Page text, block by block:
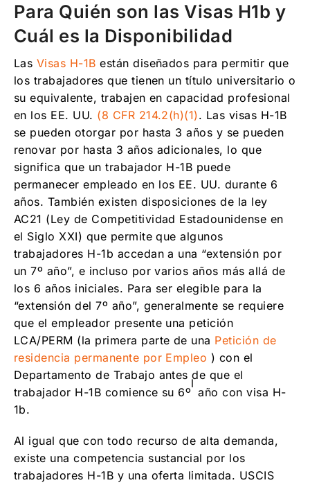
Para Quién son las Visas H1b y
Cuál es la Disponibilidad
Las Visas H-1B están diseñados para permitir que
los trabajadores que tienen un título universitario o
su equivalente, trabajen en capacidad profesional
en los EE. UU. (8 CFR 214.2(h)(1). Las visas H-1B
se pueden otorgar por hasta 3 años y se pueden
renovar por hasta 3 años adicionales, lo que
significa que un trabajador H-1B puede
permanecer empleado en los EE. UU. durante 6
años. También existen disposiciones de la ley
AC21 (Ley de Competitividad Estadounidense en
el Siglo XXI) que permite que algunos
trabajadores H-1b accedan a una “extensión por
un 7º año”, e incluso por varios años más allá de
los 6 años iniciales. Para ser elegible para la
“extensión del 7º año”, generalmente se requiere
que el empleador presente una petición
LCA/PERM (la primera parte de una Petición de
residencia permanente por Empleo ) con el
Departamento de Trabajo antes de que el
trabajador H-1B comience su 6º
l
año con visa H-
1b.
Al igual que con todo recurso de alta demanda,
existe una competencia sustancial por los
trabajadores H-1B y una oferta limitada. USCIS